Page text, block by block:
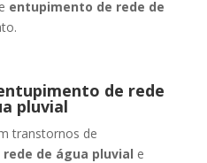
entupimento de rede de
de rede
pluvial
transtornos de
de água pluvial e